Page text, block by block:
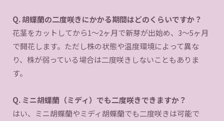
Q. 胡蝶蘭の二度咲きにかかる期間はどのくらいですか？
花茎をカットしてから1〜2ヶ月で新芽が出始め、3〜5ヶ月
で開花します。ただし株の状態や温度環境によって異な
り、株が弱っている場合は二度咲きしないこともありま
す。
Q. ミニ胡蝶蘭（ミディ）でも二度咲きできますか？
はい、ミニ胡蝶蘭やミディ胡蝶蘭でも二度咲きは可能で